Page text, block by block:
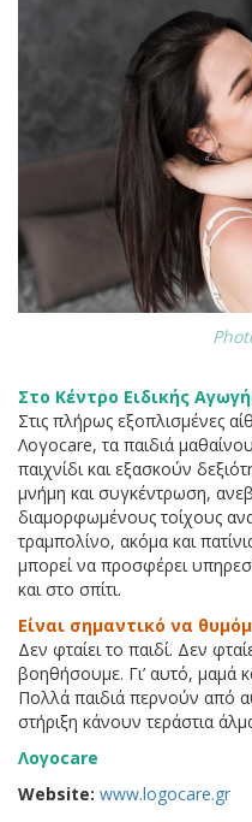
Στο Κέντρο Ειδικής
Στις πλήρως εξοπλισμένες
Λογοcare, τα παιδιά
παιχνίδι και εξασκούν
μνήμη και συγκέντρωση,
διαμορφωμένους τοίχους
τραμπολίνο, ακόμα και
μπορεί να προσφέρει
και στο σπίτι.
Είναι σημαντικό να
Δεν φταίει το παιδί. Δεν
βοηθήσουμε. Γι’ αυτό, μαμά
Πολλά παιδιά περνούν από
στήριξη κάνουν τεράστια
Λογοcare
Website: www.logocare.gr